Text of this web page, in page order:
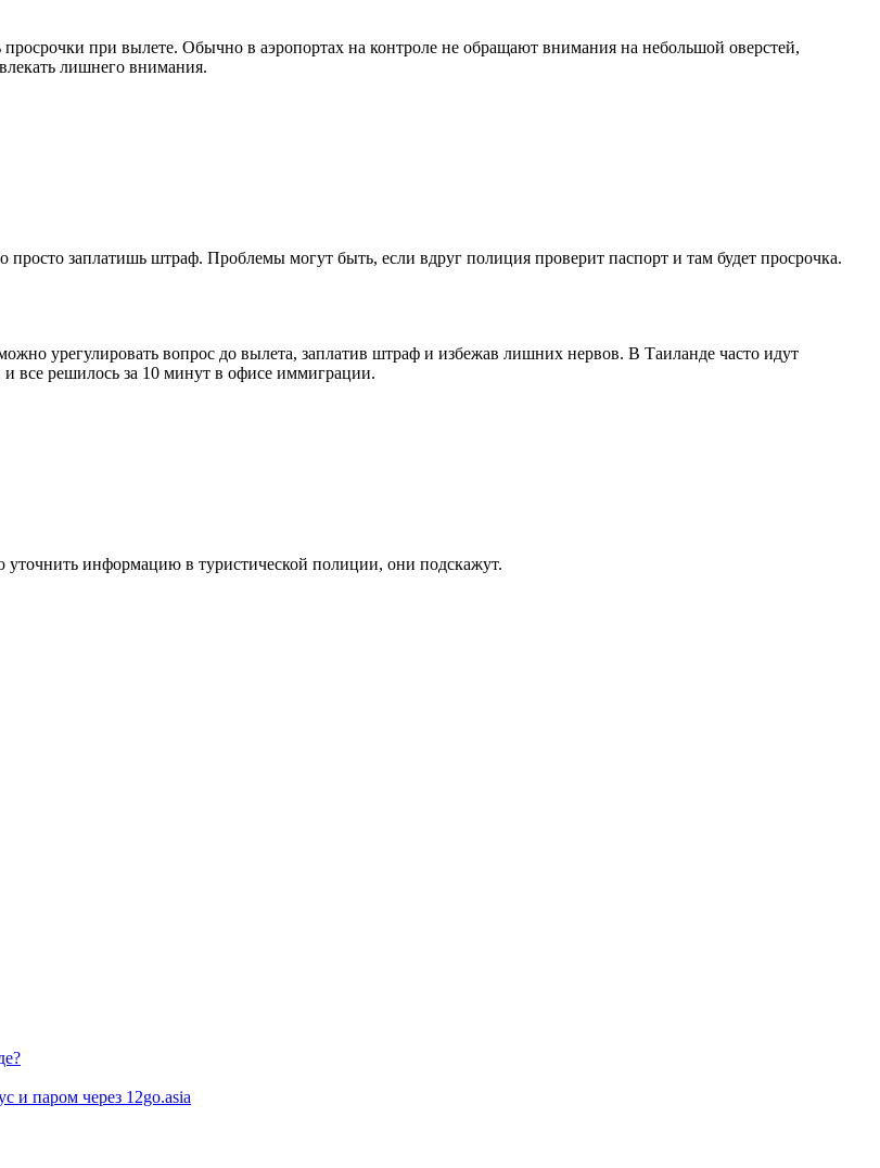
при вылете. Обычно в аэропортах на контроле не обращают внимания на небольшой оверстей,
лишнего внимания.
заплатишь штраф. Проблемы могут быть, если вдруг полиция проверит паспорт и там будет просрочка.
урегулировать вопрос до вылета, заплатив штраф и избежав лишних нервов. В Таиланде часто идут
все решилось за 10 минут в офисе иммиграции.
информацию в туристической полиции, они подскажут.
и паром через 12go.asia